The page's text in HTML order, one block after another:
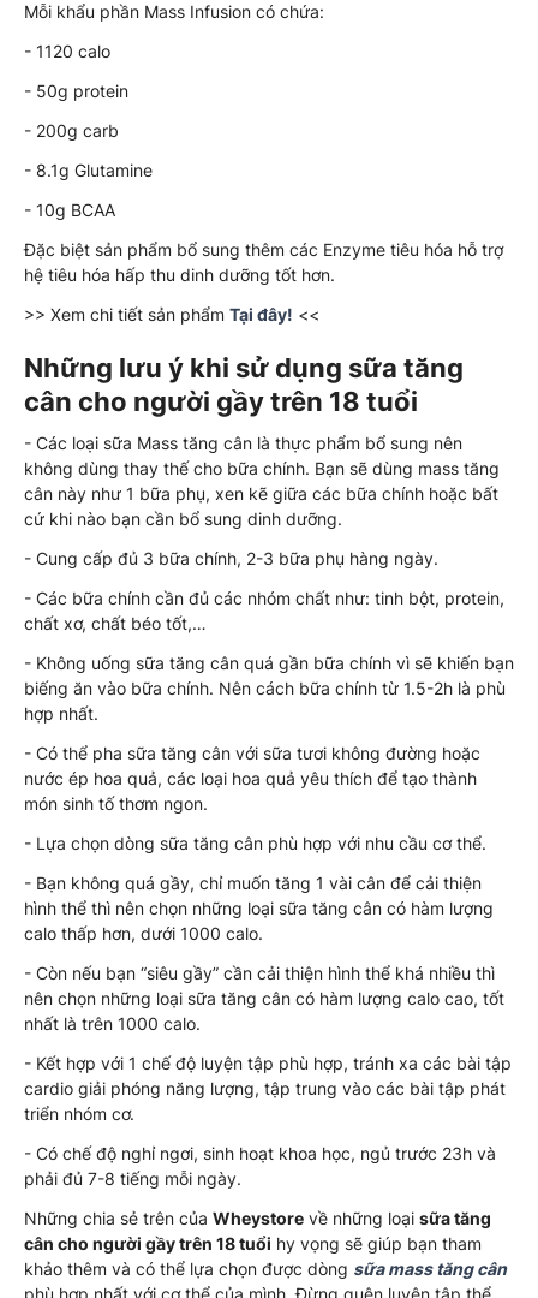
Mỗi khẩu phần Mass Infusion có chứa:
- 1120 calo
- 50g protein
- 200g carb
- 8.1g Glutamine
- 10g BCAA
Đặc biệt sản phẩm bổ sung thêm các Enzyme tiêu hóa hỗ trợ
hệ tiêu hóa hấp thu dinh dưỡng tốt hơn.
>> Xem chi tiết sản phẩm Tại đây! <<
Những lưu ý khi sử dụng sữa tăng
cân cho người gầy trên 18 tuổi
- Các loại sữa Mass tăng cân là thực phẩm bổ sung nên
không dùng thay thế cho bữa chính. Bạn sẽ dùng mass tăng
cân này như 1 bữa phụ, xen kẽ giữa các bữa chính hoặc bất
cứ khi nào bạn cần bổ sung dinh dưỡng.
- Cung cấp đủ 3 bữa chính, 2-3 bữa phụ hàng ngày.
- Các bữa chính cần đủ các nhóm chất như: tinh bột, protein,
chất xơ, chất béo tốt,…
- Không uống sữa tăng cân quá gần bữa chính vì sẽ khiến bạn
biếng ăn vào bữa chính. Nên cách bữa chính từ 1.5-2h là phù
hợp nhất.
- Có thể pha sữa tăng cân với sữa tươi không đường hoặc
nước ép hoa quả, các loại hoa quả yêu thích để tạo thành
món sinh tố thơm ngon.
- Lựa chọn dòng sữa tăng cân phù hợp với nhu cầu cơ thể.
- Bạn không quá gầy, chỉ muốn tăng 1 vài cân để cải thiện
hình thể thì nên chọn những loại sữa tăng cân có hàm lượng
calo thấp hơn, dưới 1000 calo.
- Còn nếu bạn “siêu gầy” cần cải thiện hình thể khá nhiều thì
nên chọn những loại sữa tăng cân có hàm lượng calo cao, tốt
nhất là trên 1000 calo.
- Kết hợp với 1 chế độ luyện tập phù hợp, tránh xa các bài tập
cardio giải phóng năng lượng, tập trung vào các bài tập phát
triển nhóm cơ.
- Có chế độ nghỉ ngơi, sinh hoạt khoa học, ngủ trước 23h và
phải đủ 7-8 tiếng mỗi ngày.
Những chia sẻ trên của Wheystore về những loại sữa tăng
cân cho người gầy trên 18 tuổi hy vọng sẽ giúp bạn tham
khảo thêm và có thể lựa chọn được dòng sữa mass tăng cân
phù hợp nhất với cơ thể của mình. Đừng quên luyện tập thể